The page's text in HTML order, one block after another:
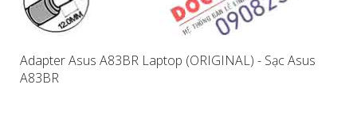
Adapter Asus A83BR Laptop (ORIGINAL) - Sạc Asus
A83BR